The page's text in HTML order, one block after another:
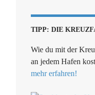
TIPP: DIE
Wie du mit der
an jedem Hafen
mehr erfahren!